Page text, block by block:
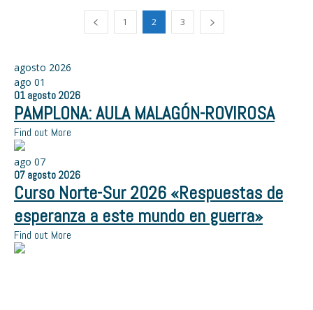
1 2 3
agosto 2026
ago 01
01 agosto 2026
PAMPLONA: AULA MALAGÓN-ROVIROSA
Find out More
ago 07
07 agosto 2026
Curso Norte-Sur 2026 «Respuestas de
esperanza a este mundo en guerra»
Find out More